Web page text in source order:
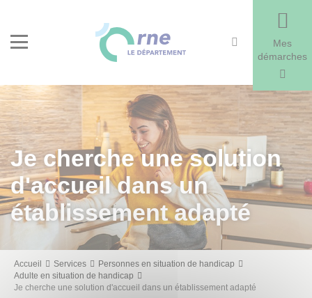
Menu
Mes
démarches
Je cherche une solution
d'accueil dans un
établissement adapté
Fil
d'Ariane
Accueil Services
Personnes en situation de handicap
Adulte en situation de handicap
Je cherche une solution d'accueil dans un établissement adapté